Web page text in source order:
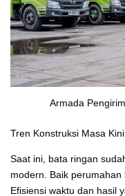
Armada
Tren Konstruksi Masa Kini
Saat ini, bata ringan
modern. Baik
Efisiensi waktu dan hasil